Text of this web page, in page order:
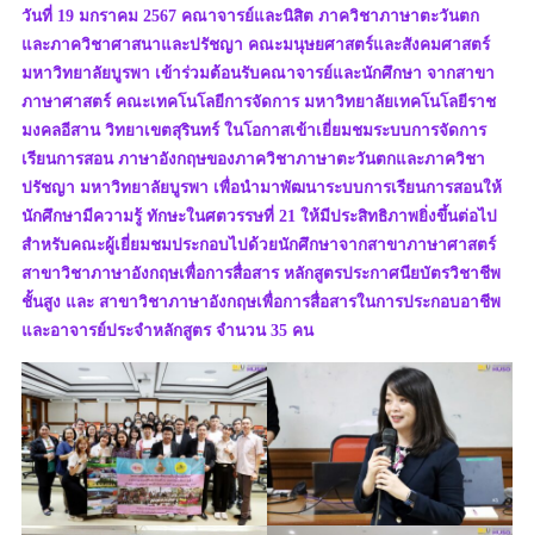
วันที่ 19 มกราคม 2567 คณาจารย์และนิสิต ภาควิชาภาษาตะวันตก
และภาควิชาศาสนาและปรัชญา คณะมนุษยศาสตร์และสังคมศาสตร์
มหาวิทยาลัยบูรพา เข้าร่วมต้อนรับคณาจารย์และนักศึกษา จากสาขา
ภาษาศาสตร์ คณะเทคโนโลยีการจัดการ มหาวิทยาลัยเทคโนโลยีราช
มงคลอีสาน วิทยาเขตสุรินทร์ ในโอกาสเข้าเยี่ยมชมระบบการจัดการ
เรียนการสอน ภาษาอังกฤษของภาควิชาภาษาตะวันตกและภาควิชา
ปรัชญา มหาวิทยาลัยบูรพา เพื่อนำมาพัฒนาระบบการเรียนการสอนให้
นักศึกษามีความรู้ ทักษะในศตวรรษที่ 21 ให้มีประสิทธิภาพยิ่งขึ้นต่อไป
สำหรับคณะผู้เยี่ยมชมประกอบไปด้วยนักศึกษาจากสาขาภาษาศาสตร์
สาขาวิชาภาษาอังกฤษเพื่อการสื่อสาร หลักสูตรประกาศนียบัตรวิชาชีพ
ชั้นสูง และ สาขาวิชาภาษาอังกฤษเพื่อการสื่อสารในการประกอบอาชีพ
และอาจารย์ประจำหลักสูตร จำนวน 35 คน